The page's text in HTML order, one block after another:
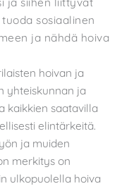
sosiaalinen
ja nähdä hoiva
hoivan ja
yhteiskunnan ja
kaikkien saatavilla
elintärkeitä.
ja muiden
merkitys on
ulkopuolella hoiva